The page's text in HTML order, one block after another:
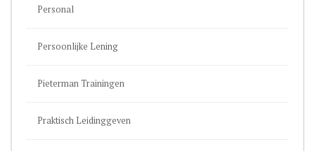
Personal
Persoonlijke Lening
Pieterman Trainingen
Praktisch Leidinggeven